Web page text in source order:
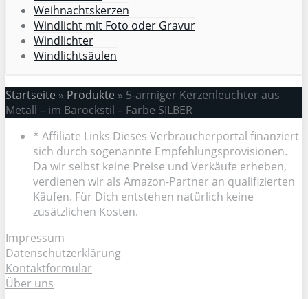
Weihnachtskerzen
Windlicht mit Foto oder Gravur
Windlichter
Windlichtsäulen
Startseite » Produkte » 5-armiger Kerzenleuchter aus
Metall – im Barockstil – Farbe SILBER
* Affiliate Links Dieses Verbraucherportal finanziert
sich durch sogenannte Empfehlungsprovisionen.
Da wir selbst keine Preise und Verkäufe erheben,
verdienen wir als Amazon-Partner an qualifizierten
Käufen. Für Dich entstehen natürlich keine
zusätzlichen Kosten.
Impressum
Datenschutzerklärung
Kontaktformular
Über uns